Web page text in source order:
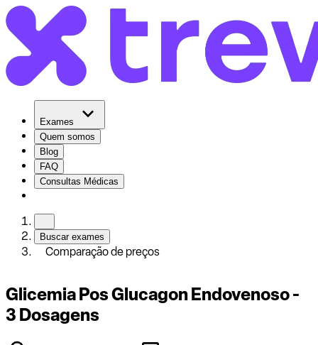
Exames
Quem somos
Blog
FAQ
Consultas Médicas
Buscar exames
Comparação de preços
Glicemia Pos Glucagon Endovenoso -
3 Dosagens